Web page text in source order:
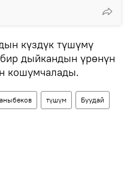
күздүк түшүмү
дыйкандын үрөнүн
кошумчалады.
түшүм Буудай